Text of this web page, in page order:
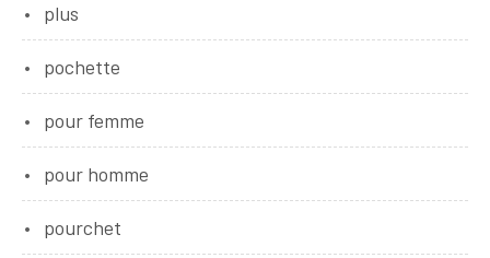
plus
pochette
pour femme
pour homme
pourchet